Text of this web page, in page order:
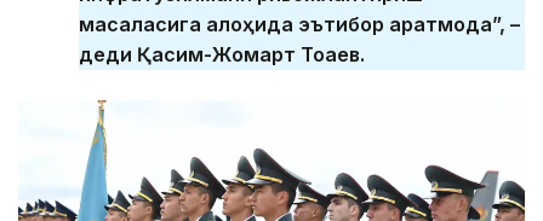
масаласига алоҳида эътибор қаратмоқда”, –
деди Қасим-Жомарт Тоқаев.